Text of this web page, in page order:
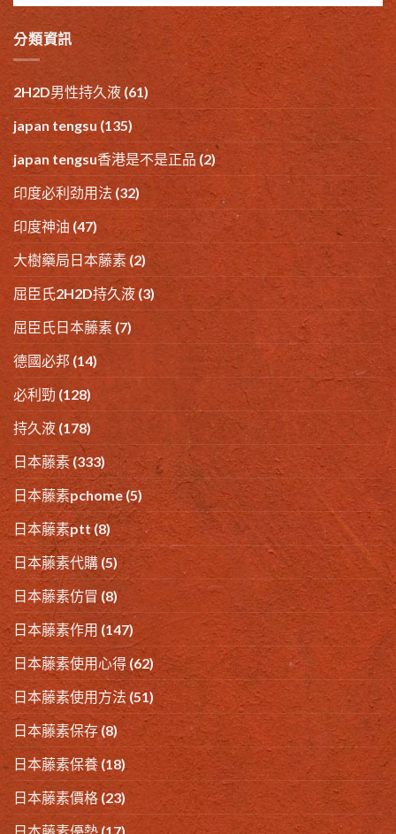
分類資訊
2H2D男性持久液 (61)
japan tengsu (135)
japan tengsu香港是不是正品 (2)
印度必利劲用法 (32)
印度神油 (47)
大樹藥局日本藤素 (2)
屈臣氏2H2D持久液 (3)
屈臣氏日本藤素 (7)
德國必邦 (14)
必利勁 (128)
持久液 (178)
日本藤素(333)
日本藤素pchome(5)
日本藤素ptt(8)
日本藤素代購 (5)
日本藤素仿冒 (8)
日本藤素作用 (147)
日本藤素使用心得 (62)
日本藤素使用方法 (51)
日本藤素保存(8)
日本藤素保養 (18)
日本藤素價格 (23)